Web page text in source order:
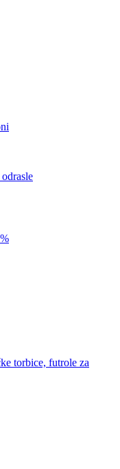
torbice, futrole za